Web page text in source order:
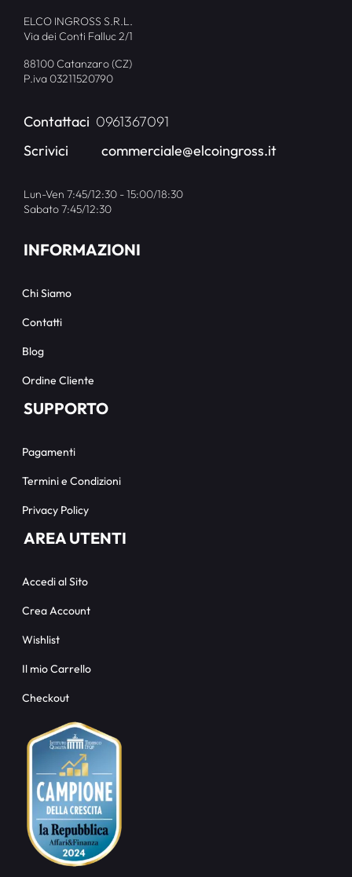
ELCO INGROSS S.R.L.
Via dei Conti Falluc 2/1
88100 Catanzaro (CZ)
P.iva 03211520790
Contattaci 0961367091
Scrivici
commerciale@elcoingross.it
Lun-Ven 7:45/12:30 - 15:00/18:30
Sabato 7:45/12:30
INFORMAZIONI
Chi Siamo
Contatti
Blog
Ordine Cliente
SUPPORTO
Pagamenti
Termini e Condizioni
Privacy Policy
AREA UTENTI
Accedi al Sito
Crea Account
Wishlist
Il mio Carrello
Checkout